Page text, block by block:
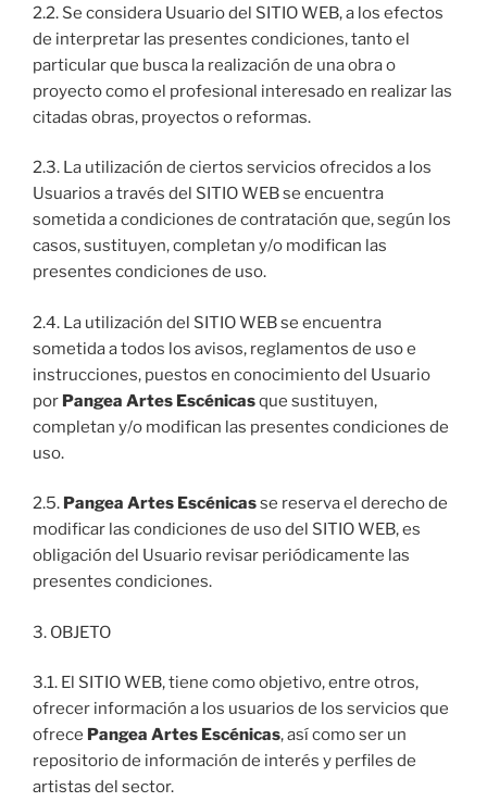
2.2. Se considera Usuario del SITIO WEB, a los efectos
de interpretar las presentes condiciones, tanto el
particular que busca la realización de una obra o
proyecto como el profesional interesado en realizar las
citadas obras, proyectos o reformas.
2.3. La utilización de ciertos servicios ofrecidos a los
Usuarios a través del SITIO WEB se encuentra
sometida a condiciones de contratación que, según los
casos, sustituyen, completan y/o modifican las
presentes condiciones de uso.
2.4. La utilización del SITIO WEB se encuentra
sometida a todos los avisos, reglamentos de uso e
instrucciones, puestos en conocimiento del Usuario
por Pangea Artes Escénicasque sustituyen,
completan y/o modifican las presentes condiciones de
uso.
2.5. Pangea Artes Escénicasse reserva el derecho de
modificar las condiciones de uso del SITIO WEB, es
obligación del Usuario revisar periódicamente las
presentes condiciones.
3. OBJETO
3.1. El SITIO WEB, tiene como objetivo, entre otros,
ofrecer información a los usuarios de los servicios que
ofrece Pangea Artes Escénicas, así como ser un
repositorio de información de interés y perfiles de
artistas del sector.